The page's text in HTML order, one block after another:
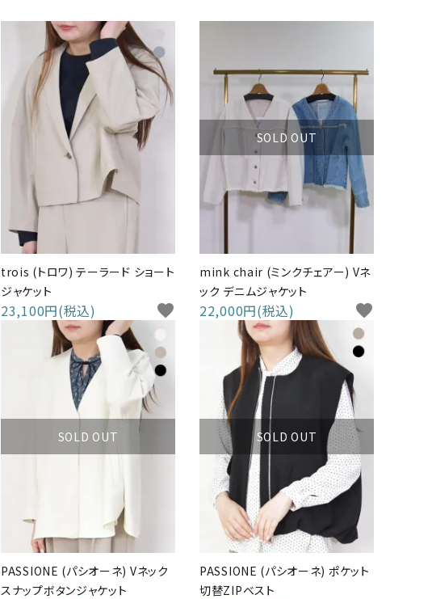
trois (トロワ) テーラード ショート
ジャケット
23,100円(税込) favorite
SOLD OUT
mink chair (ミンクチェアー) Vネ
ック デニムジャケット
22,000円(税込) favorite
SOLD OUT
PASSIONE (パシオーネ) Vネック
スナップボタンジャケット
SOLD OUT
PASSIONE (パシオーネ) ポケット
切替ZIPベスト